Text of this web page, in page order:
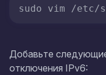
sudo vim /etc/
Добавьте
отключения IPv6: